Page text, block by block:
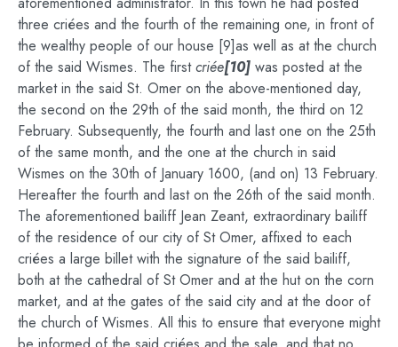
three criées and the fourth of the remaining one, in front of
the wealthy people of our house [9]as well as at the church
of the said Wismes. The firstcriée[10] was posted at the
market in the said St. Omer on the above-mentioned day,
the second on the 29th of the said month, the third on 12
February. Subsequently, the fourth and last one on the 25th
of the same month, and the one at the church in said
Wismes on the 30th of January 1600, (and on) 13 February.
Hereafter the fourth and last on the 26th of the said month.
The aforementioned bailiff Jean Zeant, extraordinary bailiff
of the residence of our city of St Omer, affixed to each
criées a large billet with the signature of the said bailiff,
both at the cathedral of St Omer and at the hut on the corn
market, and at the gates of the said city and at the door of
the church of Wismes. All this to ensure that everyone might